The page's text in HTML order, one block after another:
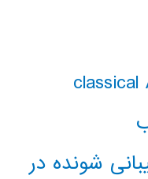
شونده در